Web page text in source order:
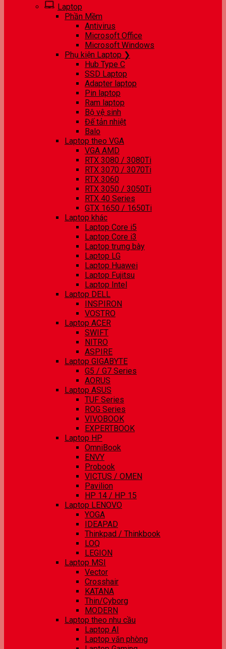
Laptop
Phần Mềm
Antivirus
Microsoft Office
Microsoft Windows
Phụ kiện Laptop ❯
Hub Type C
SSD Laptop
Adapter laptop
Pin laptop
Ram laptop
Bộ vệ sinh
Đế tản nhiệt
Balo
Laptop theo VGA
VGA AMD
RTX 3080 / 3080Ti
RTX 3070 / 3070Ti
RTX 3060
RTX 3050 / 3050Ti
RTX 40 Series
GTX 1650 / 1650Ti
Laptop khác
Laptop Core i5
Laptop Core i3
Laptop trưng bày
Laptop LG
Laptop Huawei
Laptop Fujitsu
Laptop Intel
Laptop DELL
INSPIRON
VOSTRO
Laptop ACER
SWIFT
NITRO
ASPIRE
Laptop GIGABYTE
G5 / G7 Series
AORUS
Laptop ASUS
TUF Series
ROG Series
VIVOBOOK
EXPERTBOOK
Laptop HP
OmniBook
ENVY
Probook
VICTUS / OMEN
Pavilion
HP 14 / HP 15
Laptop LENOVO
YOGA
IDEAPAD
Thinkpad / Thinkbook
LOQ
LEGION
Laptop MSI
Vector
Crosshair
KATANA
Thin/Cyborg
MODERN
Laptop theo nhu cầu
Laptop AI
Laptop văn phòng